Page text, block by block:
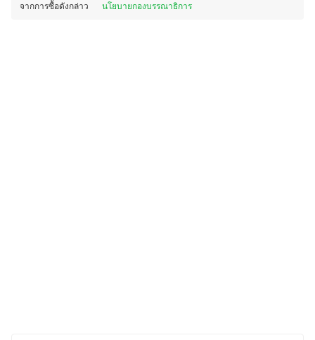
จากการซื้อดังกล่าว
นโยบายกองบรรณาธิการ